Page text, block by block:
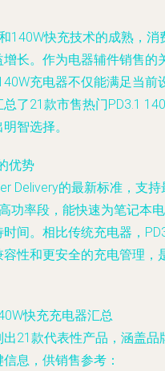
140W快充技术的成熟，消
长。作为电器辅件销售的
充电器不仅能满足当前
了21款市售热门PD3.1
智选择。
优势
Delivery的最新标准，支
功率段，能快速为笔记本
间。相比传统充电器，
性和更安全的充电管理，
快充充电器汇总
21款代表性产品，涵盖品
息，供销售参考：